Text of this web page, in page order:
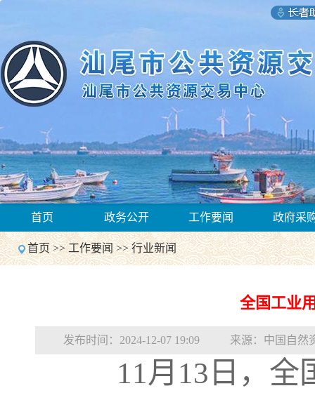
Previous
Next
1
首页 政务公开 工作要闻 政府采
首页>>工作要闻>>行业新闻
全国工业
发布时间：2024-12-07 19:09 来源：中国自然
11月13日，全国